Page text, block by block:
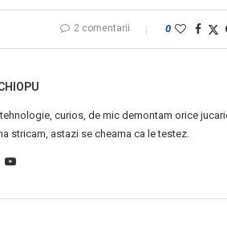
2 comentarii 0
curios, de mic demontam orice
stricam, astazi se cheama ca le testez.